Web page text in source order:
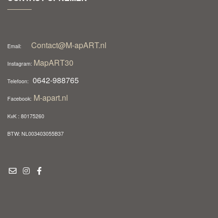
Email: Contact@M-apART.nl
Instagram: MapART30
Telefoon: 0642-988765
Facebook: M-apart.nl
KvK : 80175260
BTW: NL003403055B37